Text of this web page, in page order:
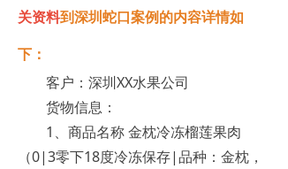
关资料到深圳蛇口案例的内容详情如
下：
客户：深圳XX水果公司
货物信息：
1、商品名称 金枕冷冻榴莲果肉
（0|3零下18度冷冻保存|品种：金枕，